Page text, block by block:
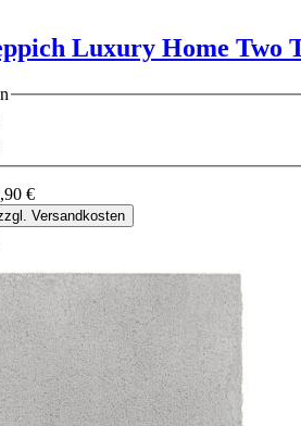
Luxury Home Two
€
Versandkosten